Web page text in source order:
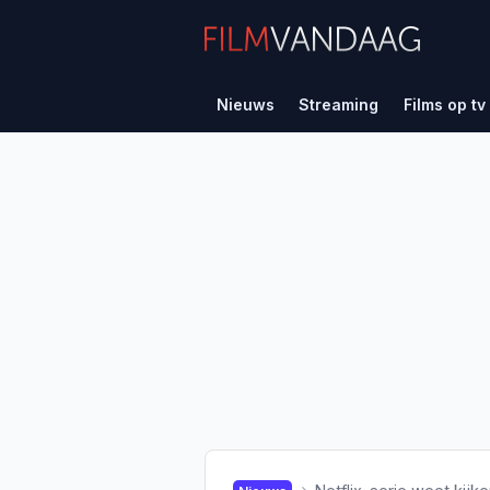
Nieuws Streaming Films op tv